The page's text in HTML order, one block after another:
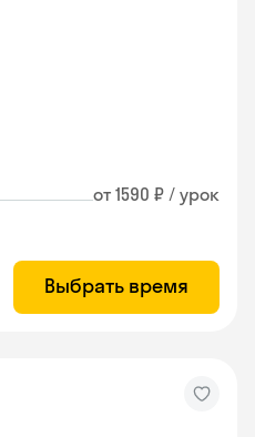
от 1590 ₽ / урок
Выбрать время